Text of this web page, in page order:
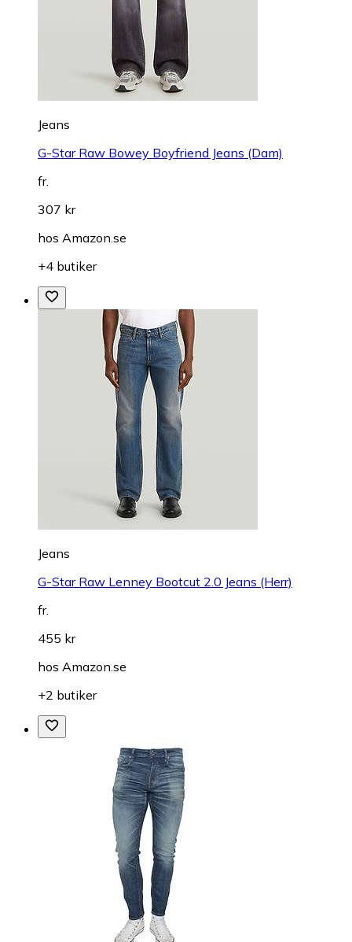
Jeans
G-Star Raw Bowey Boyfriend Jeans (Dam)
fr.
307 kr
hos Amazon.se
+4 butiker
Jeans
G-Star Raw Lenney Bootcut 2.0 Jeans (Herr)
fr.
455 kr
hos Amazon.se
+2 butiker